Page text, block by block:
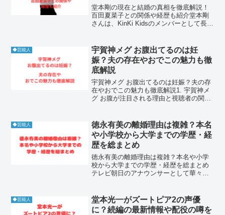
堂本剛の現在と結婚の真相を徹底解説！
百田夏菜子との関係や経歴も紹介堂本剛
さんは、KinKi Kidsのメンバーとして長年
年では私生活にも注目が集まっていま
す。特に百田夏...
◆芸能人
宇賀神メグ お腹出てるのは妊
娠？夫の存在やおでこの魅力も徹
底解説
宇賀神メグ お腹出てるのは妊娠？夫の存
在やおでこの魅力も徹底解説1. 宇賀神メ
グ お腹が注目される理由と視聴者の関心
が集まった主な理由は、出演している朝
の情報...
◆芸能人
徳永有美の離婚理由は複雑？本名
や小学校から大学までの学歴・経
歴を総まとめ
徳永有美の離婚理由は複雑？本名や小学
校から大学までの学歴・経歴を総まとめ
テレビ朝日のアナウンサーとして華々し
さん。知的な美しさで支持される彼女で
すが、その裏にはかつての...
◆芸能人
堂本光一がズートピア2の声優
に？続編の最新情報や配役の噂を